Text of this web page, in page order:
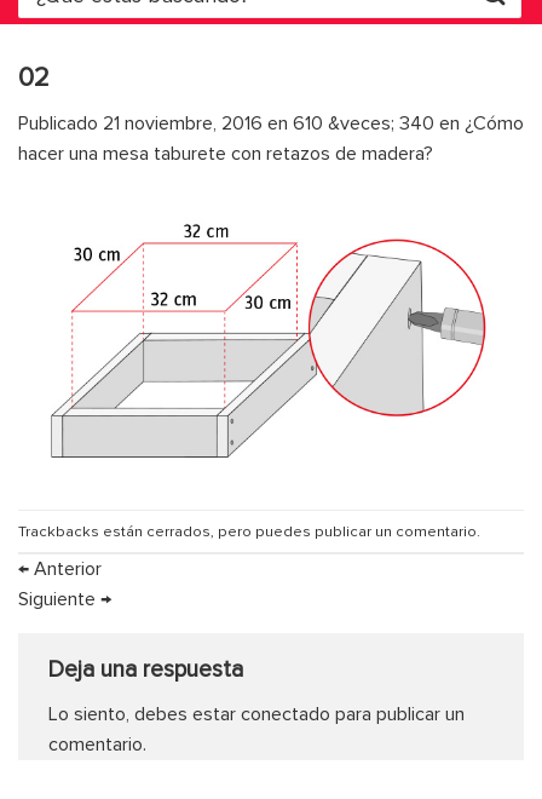
por:
02
Publicado 21 noviembre, 2016 en 610 &veces; 340 en ¿Cómo
hacer una mesa taburete con retazos de madera?
Trackbacks están cerrados, pero puedes publicar un comentario.
← Anterior
Siguiente →
Deja una respuesta
Lo siento, debes estar conectado para publicar un
comentario.